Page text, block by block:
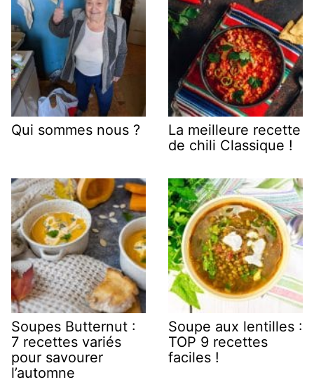
Qui sommes nous ?
La meilleure recette
de chili Classique !
Soupes Butternut :
7 recettes variés
pour savourer
l’automne
Soupe aux lentilles :
TOP 9 recettes
faciles !